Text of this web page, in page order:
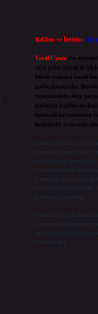
Reklam ve İletişim:
Yasal Uyarı: Bu
veya şahıs şirketi ile
Sitede yalnızca kendi
paylaşılmaktadır.
taşımamakta olup,
paylaşım
benzerlikleri tamamen
halindedir ve tavsiye
Sitemiz, 5651 Sayılı
İletişim Kurumu (BTK)
olarak hizmet
olarak denetleme veya
bulunmamaktadır.
sorumluluğunu
kabul etmiş sayılırlar.
Hukuka ve yasal
içerikleri,
halinde, ilgili içerikler
kaldırılacaktır.